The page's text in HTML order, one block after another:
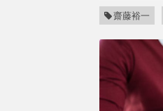
齋藤裕一